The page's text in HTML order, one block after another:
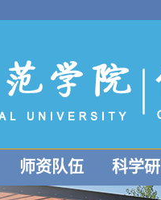
师资队伍 科学